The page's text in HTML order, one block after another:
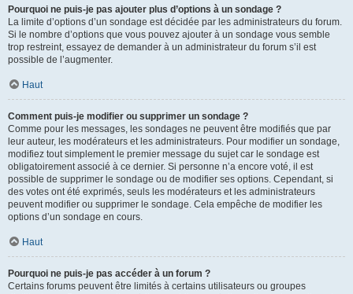
Pourquoi ne puis-je pas ajouter plus d’options à un sondage ?
La limite d’options d’un sondage est décidée par les administrateurs du forum.
Si le nombre d’options que vous pouvez ajouter à un sondage vous semble
trop restreint, essayez de demander à un administrateur du forum s’il est
possible de l’augmenter.
Haut
Comment puis-je modifier ou supprimer un sondage ?
Comme pour les messages, les sondages ne peuvent être modifiés que par
leur auteur, les modérateurs et les administrateurs. Pour modifier un sondage,
modifiez tout simplement le premier message du sujet car le sondage est
obligatoirement associé à ce dernier. Si personne n’a encore voté, il est
possible de supprimer le sondage ou de modifier ses options. Cependant, si
des votes ont été exprimés, seuls les modérateurs et les administrateurs
peuvent modifier ou supprimer le sondage. Cela empêche de modifier les
options d’un sondage en cours.
Haut
Pourquoi ne puis-je pas accéder à un forum ?
Certains forums peuvent être limités à certains utilisateurs ou groupes